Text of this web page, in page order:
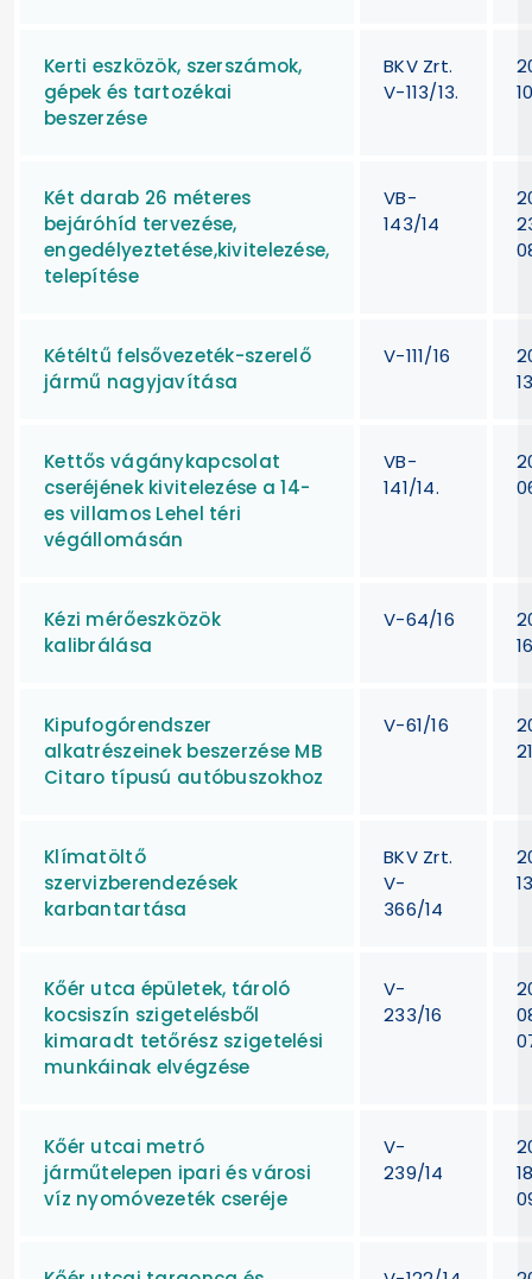
Kerti eszközök, szerszámok,
gépek és tartozékai
beszerzése
BKV Zrt.
V-113/13.
Két darab 26 méteres
bejáróhíd tervezése,
engedélyeztetése,kivitelezése,
telepítése
VB-
143/14
Kétéltű felsővezeték-szerelő
jármű nagyjavítása
V-111/16
Kettős vágánykapcsolat
cseréjének kivitelezése a 14-
es villamos Lehel téri
végállomásán
VB-
141/14.
Kézi mérőeszközök
kalibrálása
V-64/16
Kipufogórendszer
alkatrészeinek beszerzése MB
Citaro típusú autóbuszokhoz
V-61/16
Klímatöltő
szervizberendezések
karbantartása
BKV Zrt.
V-
366/14
Kőér utca épületek, tároló
kocsiszín szigetelésből
kimaradt tetőrész szigetelési
munkáinak elvégzése
V-
233/16
Kőér utcai metró
járműtelepen ipari és városi
víz nyomóvezeték cseréje
V-
239/14